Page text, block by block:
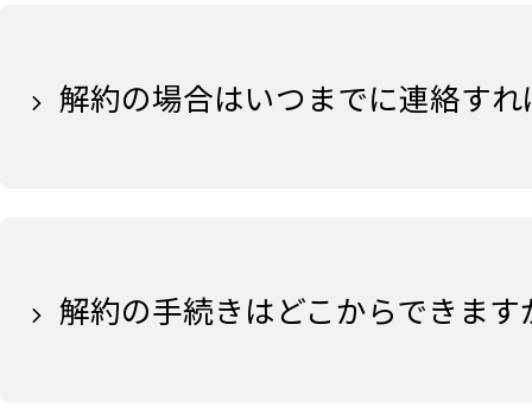
解約の場合はいつまでに連絡す
解約の手続きはどこからできます